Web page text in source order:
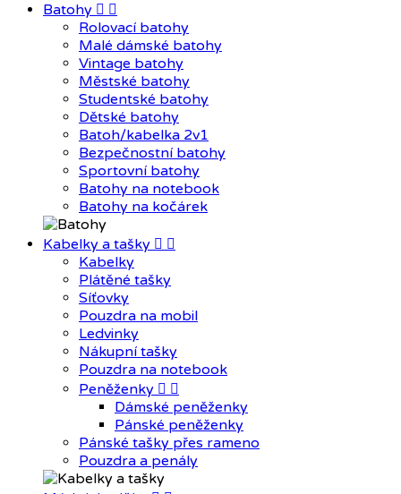
Batohy  
Rolovací batohy
Malé dámské batohy
Vintage batohy
Městské batohy
Studentské batohy
Dětské batohy
Batoh/kabelka 2v1
Bezpečnostní batohy
Sportovní batohy
Batohy na notebook
Batohy na kočárek
Kabelky a tašky  
Kabelky
Plátěné tašky
Síťovky
Pouzdra na mobil
Ledvinky
Nákupní tašky
Pouzdra na notebook
Peněženky  
Dámské peněženky
Pánské peněženky
Pánské tašky přes rameno
Pouzdra a penály